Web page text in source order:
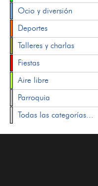
Ocio y diversión
Deportes
Talleres y charlas
Fiestas
Aire libre
Parroquia
Todas las categorías...